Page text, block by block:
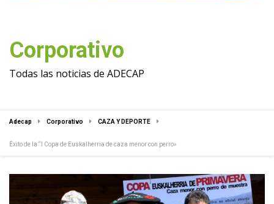
Corporativo
Todas las noticias de ADECAP
Adecap Corporativo CAZA Y DEPORTE
Éxito de la “I Copa de Euskalherria de caza menor con perro»